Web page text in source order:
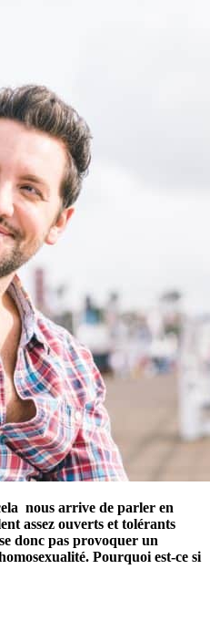
nous arrive de parler en
assez ouverts et tolérants
donc pas provoquer un
Pourquoi est-ce si